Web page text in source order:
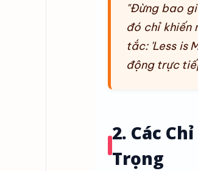
"Đừng bao
đó chỉ khiến
tắc: 'Less is
động trực
2. Các
Trọng